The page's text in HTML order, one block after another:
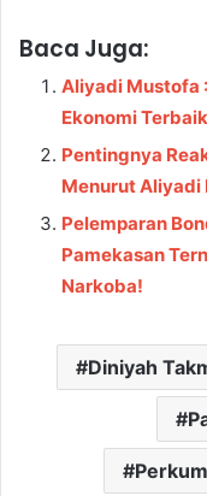
Baca Juga:
Aliyadi Mustofa
Ekonomi
Pentingnya
Menurut Aliyadi
Pelemparan
Pamekasan
Narkoba!
Diniyah